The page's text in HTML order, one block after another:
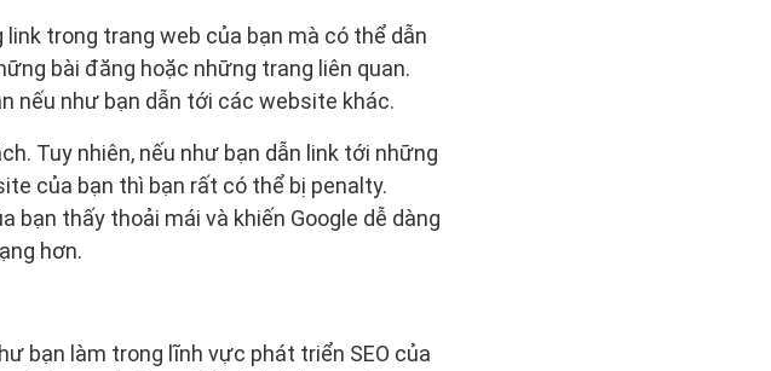
trong trang web của bạn mà có thể dẫn
bài đăng hoặc những trang liên quan.
nếu như bạn dẫn tới các website khác.
Tuy nhiên, nếu như bạn dẫn link tới những
của bạn thì bạn rất có thể bị penalty.
bạn thấy thoải mái và khiến Google dễ dàng
hơn.
bạn làm trong lĩnh vực phát triển SEO của